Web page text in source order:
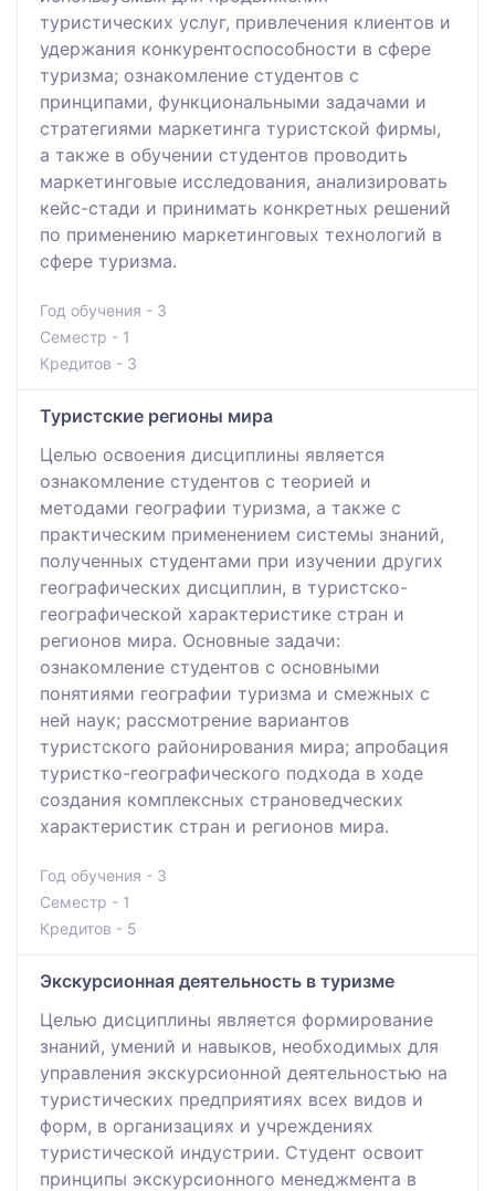
туристических услуг, привлечения клиентов и
удержания конкурентоспособности в сфере
туризма; ознакомление студентов с
принципами, функциональными задачами и
стратегиями маркетинга туристской фирмы,
а также в обучении студентов проводить
маркетинговые исследования, анализировать
кейс-стади и принимать конкретных решений
по применению маркетинговых технологий в
сфере туризма.
Год обучения - 3
Семестр - 1
Кредитов - 3
Туристские регионы мира
Целью освоения дисциплины является
ознакомление студентов с теорией и
методами географии туризма, а также с
практическим применением системы знаний,
полученных студентами при изучении других
географических дисциплин, в туристско-
географической характеристике стран и
регионов мира. Основные задачи:
ознакомление студентов с основными
понятиями географии туризма и смежных с
ней наук; рассмотрение вариантов
туристского районирования мира; апробация
туристко-географического подхода в ходе
создания комплексных страноведческих
характеристик стран и регионов мира.
Год обучения - 3
Семестр - 1
Кредитов - 5
Экскурсионная деятельность в туризме
Целью дисциплины является формирование
знаний, умений и навыков, необходимых для
управления экскурсионной деятельностью на
туристических предприятиях всех видов и
форм, в организациях и учреждениях
туристической индустрии. Студент освоит
принципы экскурсионного менеджмента в